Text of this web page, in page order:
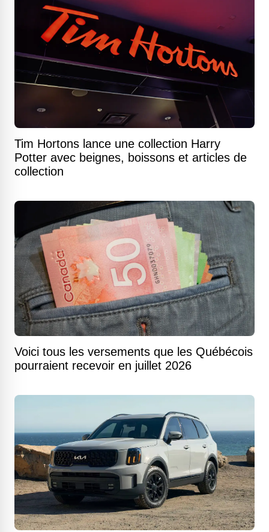
Tim Hortons lance une collection Harry
Potter avec beignes, boissons et articles de
collection
Voici tous les versements que les Québécois
pourraient recevoir en juillet 2026